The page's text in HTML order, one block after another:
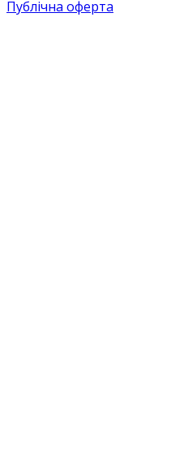
Публічна оферта